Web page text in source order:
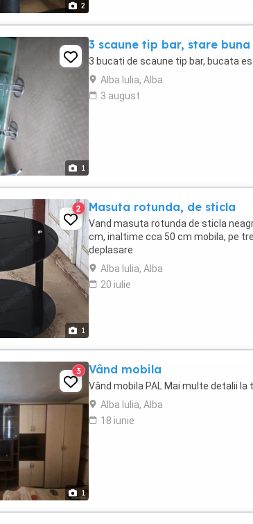
2
1
3 scaune tip bar, stare buna
3 bucati de scaune tip bar, bucata
Alba Iulia, Alba
3 august
1
2 Masuta rotunda, de sticla
Vand masuta rotunda de sticla
cm, inaltime cca 50 cm mobila, pe
deplasare
Alba Iulia, Alba
20 iulie
1
3 Vând mobila
Vând mobila PAL Mai multe detalii la
Alba Iulia, Alba
18 iunie